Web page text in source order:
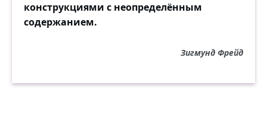
конструкциями с неопределённым
содержанием.
Зигмунд Фрейд